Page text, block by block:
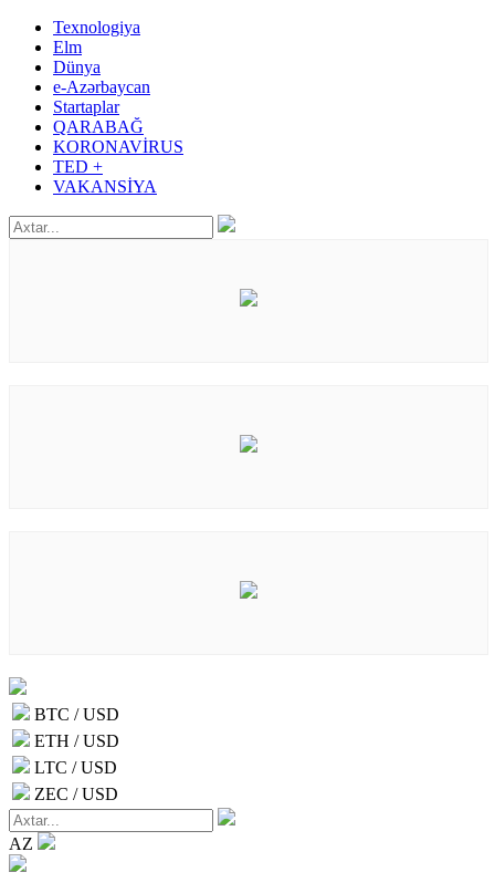
Texnologiya
Elm
Dünya
e-Azərbaycan
Startaplar
QARABAĞ
KORONAVİRUS
TED +
VAKANSİYA
BTC / USD
ETH / USD
LTC / USD
ZEC / USD
AZ